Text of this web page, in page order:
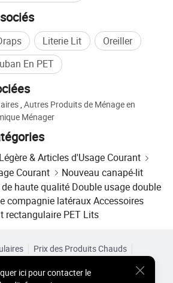
Literie Lit
Oreiller
En PET
,Autres Produits de Ménage en
Ménager
& Articles d'Usage Courant
Courant
Nouveau canapé-lit
haute qualité Double usage double
compagnie latéraux Accessoires
rectangulaire PET Lits
ici pour contacter le
Prix des Produits Chauds
Site PC
Aperçus